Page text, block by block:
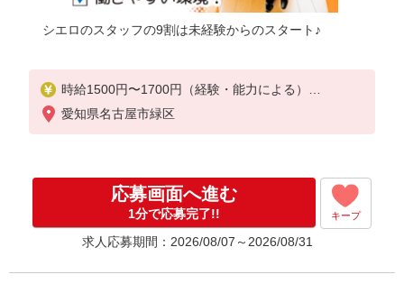
シエロのスタッフの9割は未経験からのスタート♪
時給1500円〜1700円（経験・能力による）
※残業代支給
★交通費全額支給
入社祝い金10万円支給(規定有)
お友達を紹介頂くと,
インセンティブ支給(規定有)
゜・。○。・゜+゜・。○。・゜+゜
愛知県名古屋市緑区
応募画面へ進む
1分で応募完了!! キープ
求人応募期間：2026/08/07～2026/08/31